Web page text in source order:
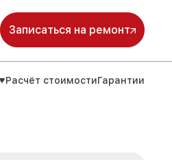
Записаться на ремонт
Расчёт стоимостиГарантии